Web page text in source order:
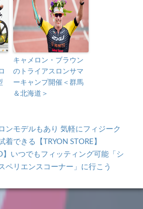
キャメロン・ブラウン
のトライアスロンサマ
ーキャンプ開催＜群馬
＆北海道＞
ンモデルもあり 気軽にフィジーク
着できる【TRYON STORE】
】いつでもフィッティング可能「シ
ペリエンスコーナー」に行こう